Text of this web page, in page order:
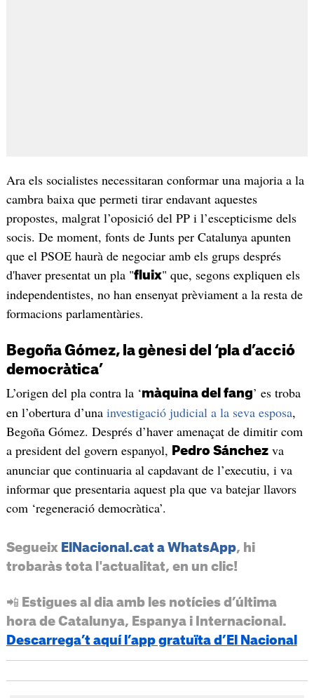
Ara els socialistes necessitaran conformar una majoria a la
cambra baixa que permeti tirar endavant aquestes
propostes, malgrat l’oposició del PP i l’escepticisme dels
socis. De moment, fonts de Junts per Catalunya apunten
que el PSOE haurà de negociar amb els grups després
d'haver presentat un pla "fluix" que, segons expliquen els
independentistes, no han ensenyat prèviament a la resta de
formacions parlamentàries.
Begoña Gómez, la gènesi del ‘pla d’acció
democràtica’
L’origen del pla contra la ‘màquina del fang’ es troba
en l’obertura d’una investigació judicial a la seva esposa,
Begoña Gómez. Després d’haver amenaçat de dimitir com
a president del govern espanyol, Pedro Sánchezva
anunciar que continuaria al capdavant de l’executiu, i va
informar que presentaria aquest pla que va batejar llavors
com ‘regeneració democràtica’.
Segueix ElNacional.cat a WhatsApp, hi
trobaràs tota l'actualitat, en un clic!
📲 Estigues al dia amb les notícies d’última
hora de Catalunya, Espanya i Internacional.
Descarrega’t aquí l’app gratuïta d’El Nacional